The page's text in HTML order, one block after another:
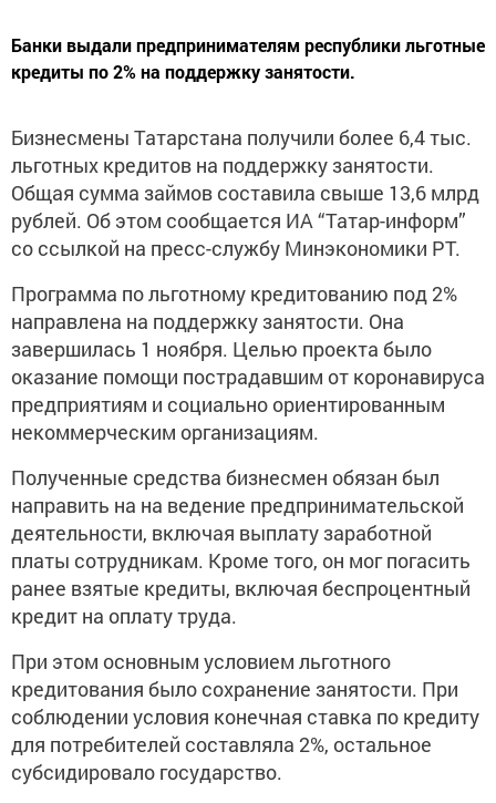
Банки выдали предпринимателям республики льготные
кредиты по 2% на поддержку занятости.
Бизнесмены Татарстана получили более 6,4 тыс.
льготных кредитов на поддержку занятости.
Общая сумма займов составила свыше 13,6 млрд
рублей. Об этом сообщается ИА “Татар-информ”
со ссылкой на пресс-службу Минэкономики РТ.
Программа по льготному кредитованию под 2%
направлена на поддержку занятости. Она
завершилась 1 ноября. Целью проекта было
оказание помощи пострадавшим от коронавируса
предприятиям и социально ориентированным
некоммерческим организациям.
Полученные средства бизнесмен обязан был
направить на на ведение предпринимательской
деятельности, включая выплату заработной
платы сотрудникам. Кроме того, он мог погасить
ранее взятые кредиты, включая беспроцентный
кредит на оплату труда.
При этом основным условием льготного
кредитования было сохранение занятости. При
соблюдении условия конечная ставка по кредиту
для потребителей составляла 2%, остальное
субсидировало государство.